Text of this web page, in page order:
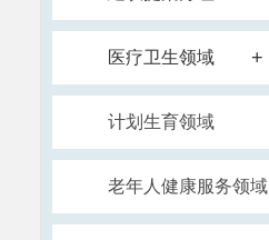
医疗卫生领域 +
计划生育领域
老年人健康服务领域